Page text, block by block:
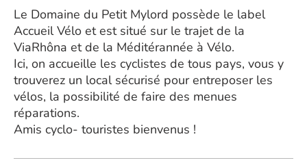
Le Domaine du Petit Mylord possède le label
Accueil Vélo et est situé sur le trajet de la
ViaRhôna et de la Méditérannée à Vélo.
Ici, on accueille les cyclistes de tous pays, vous y
trouverez un local sécurisé pour entreposer les
vélos, la possibilité de faire des menues
réparations.
Amis cyclo- touristes bienvenus !